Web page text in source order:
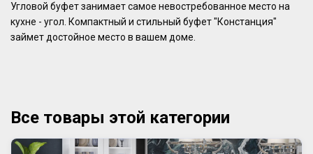
Угловой буфет занимает самое невостребованное место на
кухне - угол. Компактный и стильный буфет "Констанция"
займет достойное место в вашем доме.
Все товары этой категории